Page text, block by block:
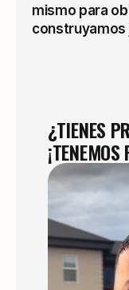
mismo para
construyamos
¿TIENES